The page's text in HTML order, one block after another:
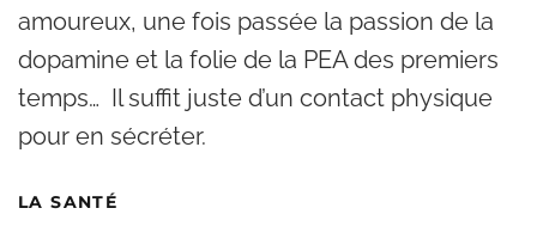
amoureux, une fois passée la passion de la
dopamine et la folie de la PEA des premiers
temps… Il suffit juste d’un contact physique
pour en sécréter.
LA SANTÉ